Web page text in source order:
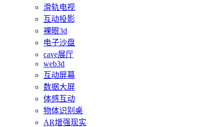
滑轨电视
互动投影
裸眼3d
电子沙盘
cave展厅
web3d
互动屏幕
数据大屏
体感互动
物体识别桌
AR增强现实